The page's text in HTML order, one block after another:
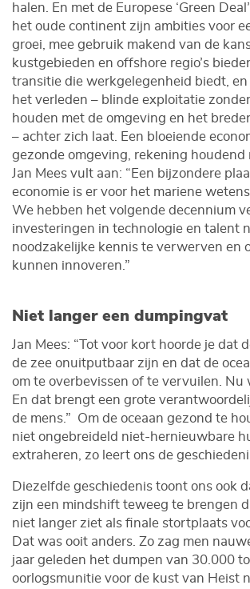
halen. En met de Europese ‘Green
het oude continent zijn ambities voor
groei, mee gebruik makend van de
kustgebieden en offshore regio’s
transitie die werkgelegenheid biedt,
het verleden – blinde exploitatie
houden met de omgeving en het
– achter zich laat. Een bloeiende
gezonde omgeving, rekening houdend
Jan Mees vult aan: “Een bijzondere
economie is er voor het mariene
We hebben het volgende decennium
investeringen in technologie en talent
noodzakelijke kennis te verwerven en
kunnen innoveren.”
Niet langer een dumpingvat
Jan Mees: “Tot voor kort hoorde je dat
de zee onuitputbaar zijn en dat de
om te overbevissen of te vervuilen. Nu
En dat brengt een grote
de mens.” Om de oceaan gezond te
niet ongebreideld niet-hernieuwbare
extraheren, zo leert ons de
Diezelfde geschiedenis toont ons ook
zijn een mindshift teweeg te brengen
niet langer ziet als finale stortplaats
Dat was ooit anders. Zo zag men
jaar geleden het dumpen van 30.000
oorlogsmunitie voor de kust van Heist